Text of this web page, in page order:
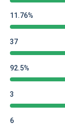
11.76%
37
92.5%
3
6